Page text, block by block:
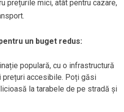
prețurile mici, atât pentru cazare,
un buget redus:
populară, cu o infrastructură
accesibile. Poți găsi
la tarabele de pe stradă și